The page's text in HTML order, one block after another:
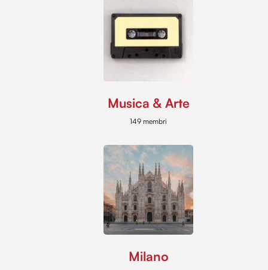
Musica & Arte
149 membri
Milano